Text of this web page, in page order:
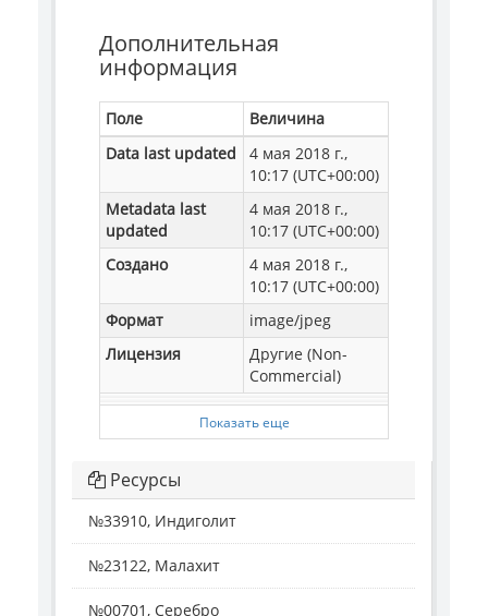
Дополнительная
информация
Поле
Величина
Data last updated
4 мая 2018 г.,
10:17 (UTC+00:00)
Metadata last
updated
4 мая 2018 г.,
10:17 (UTC+00:00)
Создано
4 мая 2018 г.,
10:17 (UTC+00:00)
Формат
image/jpeg
Лицензия
Другие (Non-
Commercial)
Показать еще
Ресурсы
№33910, Индиголит
№23122, Малахит
№00701, Серебро